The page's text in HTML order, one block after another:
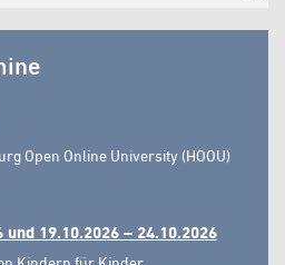
Open Online University (HOOU)
und 19.10.2026 – 24.10.2026